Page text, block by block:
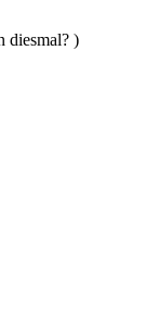
diesmal? )